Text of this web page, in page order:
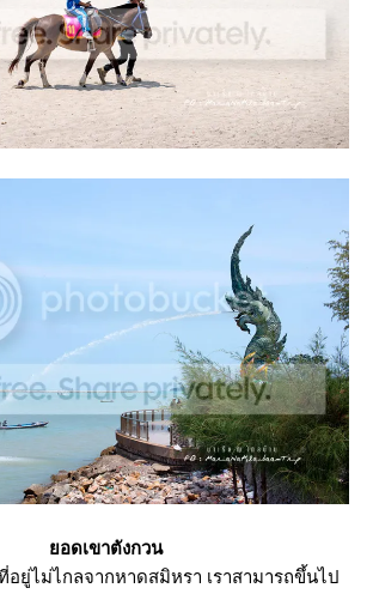
อดเขาตังกวน
อยู่ไม่ไกลจากหาดสมิหรา เราสามารถขึ้นไป